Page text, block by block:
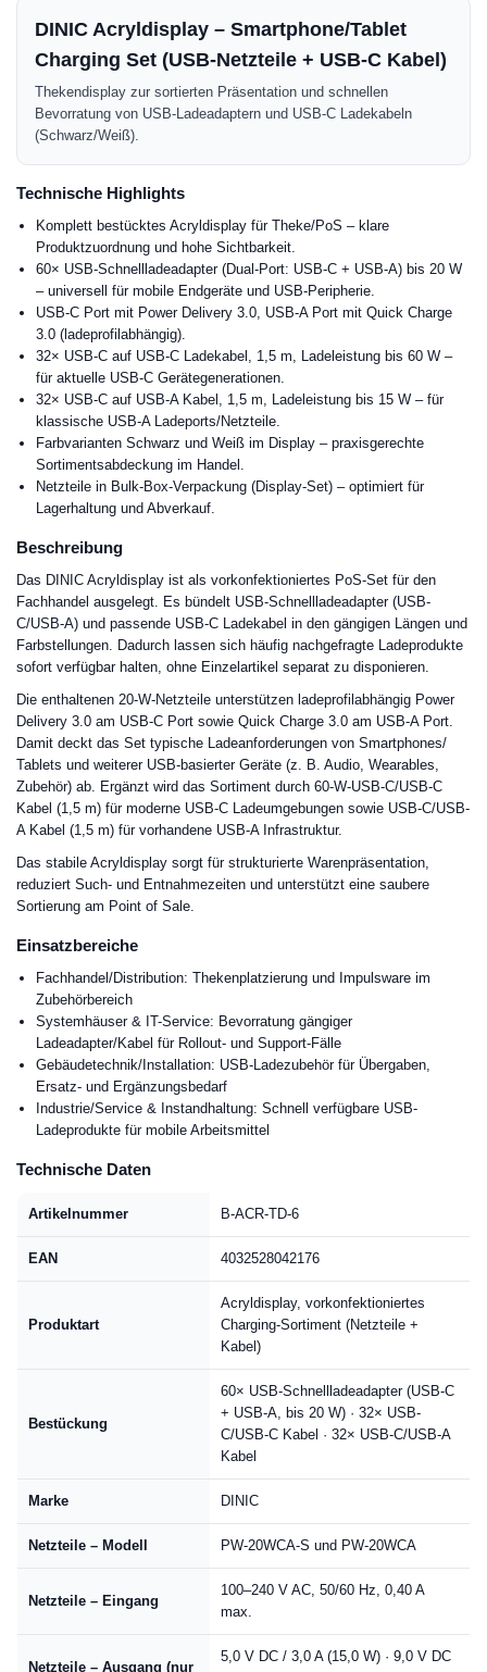
DINIC Acryldisplay – Smartphone/Tablet
Charging Set (USB-Netzteile + USB-C Kabel)
Thekendisplay zur sortierten Präsentation und schnellen
Bevorratung von USB-Ladeadaptern und USB-C Ladekabeln
(Schwarz/Weiß).
Technische Highlights
Komplett bestücktes Acryldisplay für Theke/PoS – klare
Produktzuordnung und hohe Sichtbarkeit.
60× USB-Schnellladeadapter (Dual-Port: USB-C + USB-A) bis 20 W
– universell für mobile Endgeräte und USB-Peripherie.
USB-C Port mit Power Delivery 3.0, USB-A Port mit Quick Charge
3.0 (ladeprofilabhängig).
32× USB-C auf USB-C Ladekabel, 1,5 m, Ladeleistung bis 60 W –
für aktuelle USB-C Gerätegenerationen.
32× USB-C auf USB-A Kabel, 1,5 m, Ladeleistung bis 15 W – für
klassische USB-A Ladeports/Netzteile.
Farbvarianten Schwarz und Weiß im Display – praxisgerechte
Sortimentsabdeckung im Handel.
Netzteile in Bulk-Box-Verpackung (Display-Set) – optimiert für
Lagerhaltung und Abverkauf.
Beschreibung
Das DINIC Acryldisplay ist als vorkonfektioniertes PoS-Set für den
Fachhandel ausgelegt. Es bündelt USB-Schnellladeadapter (USB-
C/USB-A) und passende USB-C Ladekabel in den gängigen Längen und
Farbstellungen. Dadurch lassen sich häufig nachgefragte Ladeprodukte
sofort verfügbar halten, ohne Einzelartikel separat zu disponieren.
Die enthaltenen 20-W-Netzteile unterstützen ladeprofilabhängig Power
Delivery 3.0 am USB-C Port sowie Quick Charge 3.0 am USB-A Port.
Damit deckt das Set typische Ladeanforderungen von Smartphones/
Tablets und weiterer USB-basierter Geräte (z. B. Audio, Wearables,
Zubehör) ab. Ergänzt wird das Sortiment durch 60-W-USB-C/USB-C
Kabel (1,5 m) für moderne USB-C Ladeumgebungen sowie USB-C/USB-
A Kabel (1,5 m) für vorhandene USB-A Infrastruktur.
Das stabile Acryldisplay sorgt für strukturierte Warenpräsentation,
reduziert Such- und Entnahmezeiten und unterstützt eine saubere
Sortierung am Point of Sale.
Einsatzbereiche
Fachhandel/Distribution: Thekenplatzierung und Impulsware im
Zubehörbereich
Systemhäuser & IT-Service: Bevorratung gängiger
Ladeadapter/Kabel für Rollout- und Support-Fälle
Gebäudetechnik/Installation: USB-Ladezubehör für Übergaben,
Ersatz- und Ergänzungsbedarf
Industrie/Service & Instandhaltung: Schnell verfügbare USB-
Ladeprodukte für mobile Arbeitsmittel
Technische Daten
Artikelnummer B-ACR-TD-6
EAN 4032528042176
Produktart
Acryldisplay, vorkonfektioniertes
Charging-Sortiment (Netzteile +
Kabel)
Bestückung
60× USB-Schnellladeadapter (USB-C
+ USB-A, bis 20 W) · 32× USB-
C/USB-C Kabel · 32× USB-C/USB-A
Kabel
Marke DINIC
Netzteile – Modell PW-20WCA-S und PW-20WCA
Netzteile – Eingang
100–240 V AC, 50/60 Hz, 0,40 A
max.
Netzteile – Ausgang (nur
5,0 V DC / 3,0 A (15,0 W) · 9,0 V DC